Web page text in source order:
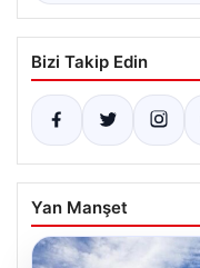
Bizi Takip Edin
Yan Manşet